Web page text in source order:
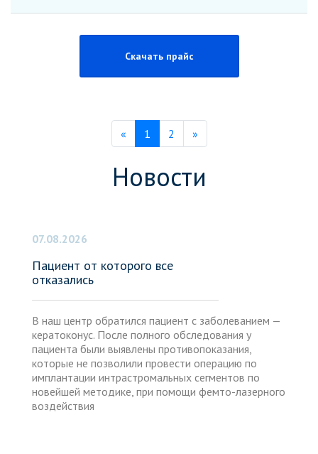
Скачать прайс
«Previous
1 2 »Next
Новости
07.08.2026
Пациент от которого все
отказались
В наш центр обратился пациент с заболеванием —
кератоконус. После полного обследования у
пациента были выявлены противопоказания,
которые не позволили провести операцию по
имплантации интрастромальных сегментов по
новейшей методике, при помощи фемто-лазерного
воздействия